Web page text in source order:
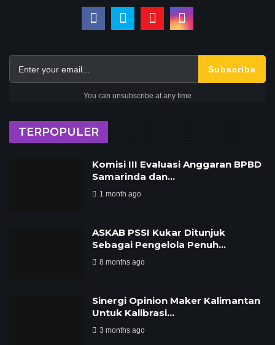
Subscribe
You can unsubscribe at any time
TERPOPULER
Komisi III Evaluasi Anggaran BPBD
Samarinda dan…
1 month ago
ASKAB PSSI Kukar Ditunjuk
Sebagai Pengelola Penuh…
8 months ago
Sinergi Opinion Maker Kalimantan
Untuk Kalibrasi…
3 months ago